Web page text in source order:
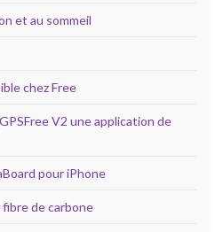
et au sommeil
chez Free
V2 une application de
pour iPhone
de carbone